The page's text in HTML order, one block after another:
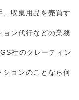
、収集用品を売買す
ン代行などの業務
社のグレーティン
ションのことなら何